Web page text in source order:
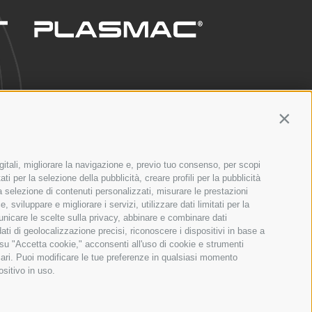
migliorare la navigazione e, previo tuo consenso, per scopi
per la selezione della pubblicità, creare profili per la pubblicità
di contenuti personalizzati, misurare le prestazioni
sviluppare e migliorare i servizi, utilizzare dati limitati per la
le scelte sulla privacy, abbinare e combinare dati
di geolocalizzazione precisi, riconoscere i dispositivi in base a
"Accetta cookie," acconsenti all'uso di cookie e strumenti
Puoi modificare le tue preferenze in qualsiasi momento
in uso.
NETWORK